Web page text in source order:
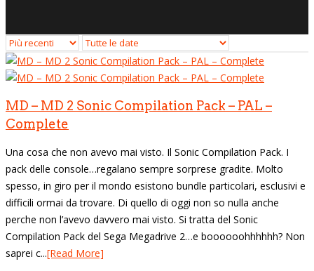
MD – MD 2 Sonic Compilation Pack – PAL –
Complete
Una cosa che non avevo mai visto. Il Sonic Compilation Pack. I
pack delle console…regalano sempre sorprese gradite. Molto
spesso, in giro per il mondo esistono bundle particolari, esclusivi e
difficili ormai da trovare. Di quello di oggi non so nulla anche
perche non l’avevo davvero mai visto. Si tratta del Sonic
Compilation Pack del Sega Megadrive 2…e boooooohhhhhh? Non
saprei c...[Read More]